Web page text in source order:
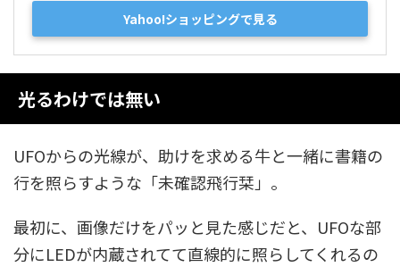
Yahoo!ショッピングで見る
光るわけでは無い
UFOからの光線が、助けを求める牛と一緒に書籍の
行を照らすような「未確認飛行栞」。
最初に、画像だけをパッと見た感じだと、UFOな部
分にLEDが内蔵されてて直線的に照らしてくれるの